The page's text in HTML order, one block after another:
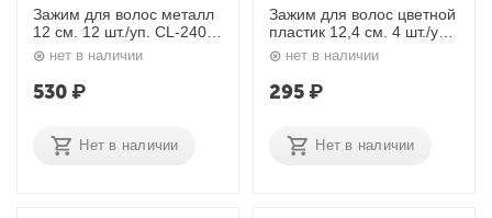
Зажим для волос металл
12 см. 12 шт./уп. CL-2406
Dewalнет в наличии
530₽
Нет в наличии
Зажим для волос цветной
пластик 12,4 см. 4 шт./уп.
JB-0022 Dewal
нет в наличии
295₽
Нет в наличии